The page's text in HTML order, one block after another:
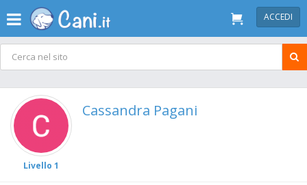
ACCEDI
Livello 1
Cassandra Pagani